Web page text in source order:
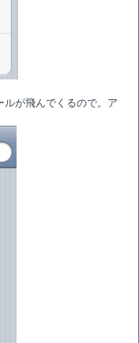
ルが飛んでくるので。ア